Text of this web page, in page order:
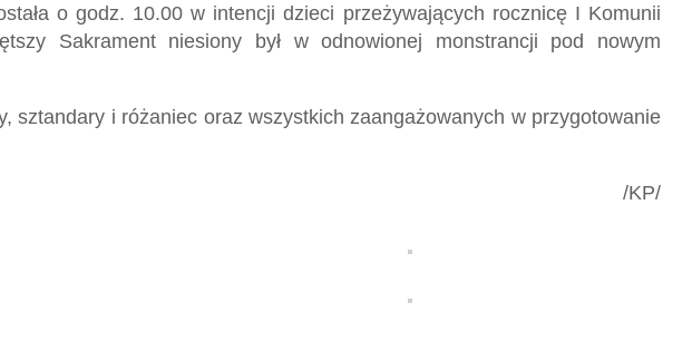
o godz. 10.00 w intencji dzieci przeżywających rocznicę I Komunii
Sakrament niesiony był w odnowionej monstrancji pod nowym
sztandary i różaniec oraz wszystkich zaangażowanych w przygotowanie
/KP/